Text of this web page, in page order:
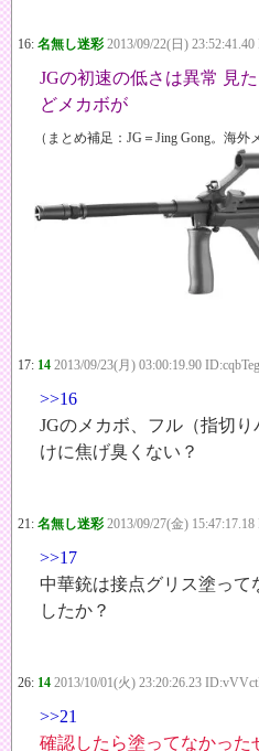
16: 名無し迷彩 2013/09/22(日)
JGの初速の低さは異常 見
どメカボが
（まとめ補足：JG＝Jing Gong。海外
17: 14 2013/09/23(月) 03:00:19.90
>>16
JGのメカボ、フル（指切
けに焦げ臭くない？
21: 名無し迷彩 2013/09/27(金)
>>17
中華銃は接点グリス塗っ
したか？
26: 14 2013/10/01(火) 23:20:26.23
>>21
確認したら塗ってなかった